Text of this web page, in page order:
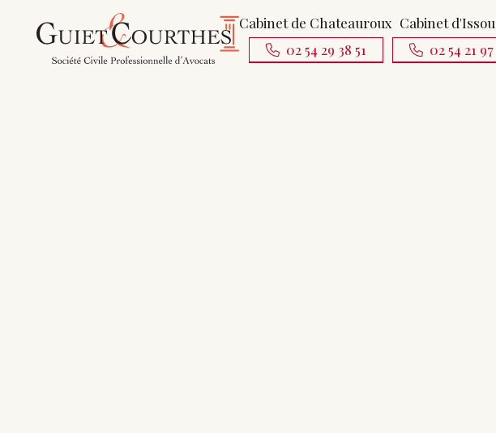
Cabinet de Chateauroux
02 54 29 38 51
Cabinet
02 54 21